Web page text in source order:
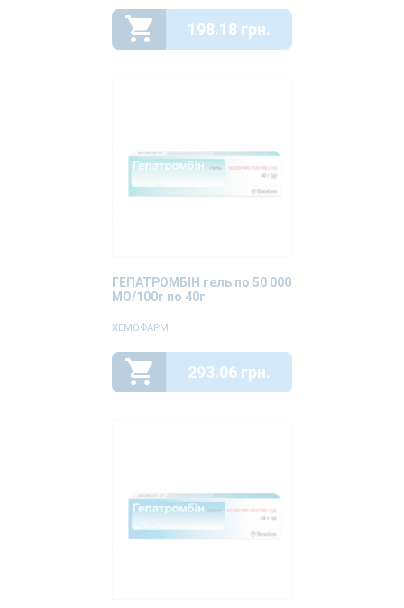
198.18 грн.
ГЕПАТРОМБІН гель по 50 000
МО/100г по 40г
ХЕМОФАРМ
293.06 грн.